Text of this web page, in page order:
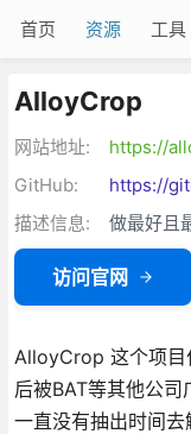
首页 资源 工具
AlloyCrop
网站地址:
https://
GitHub:
https://
描述信息:
做最好且
访问官网
AlloyCrop 这个项目
后被BAT等其他公
一直没有抽出时间去